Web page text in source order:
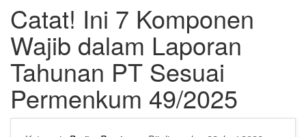
Catat! Ini 7 Komponen
Wajib dalam Laporan
Tahunan PT Sesuai
Permenkum 49/2025